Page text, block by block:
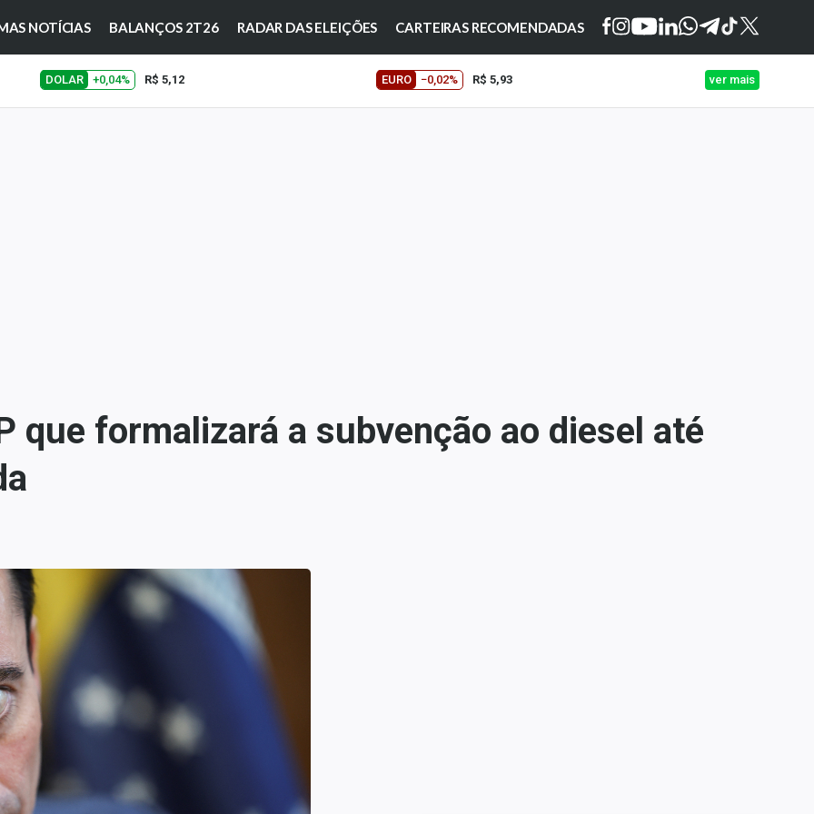
NOTÍCIAS BALANÇOS 2T26 RADAR DAS ELEIÇÕES CARTEIRAS RECOMENDADAS
DOLAR +0,04% R$ 5,12 EURO −0,02% R$ 5,93 ver mais
que formalizará a subvenção ao diesel até